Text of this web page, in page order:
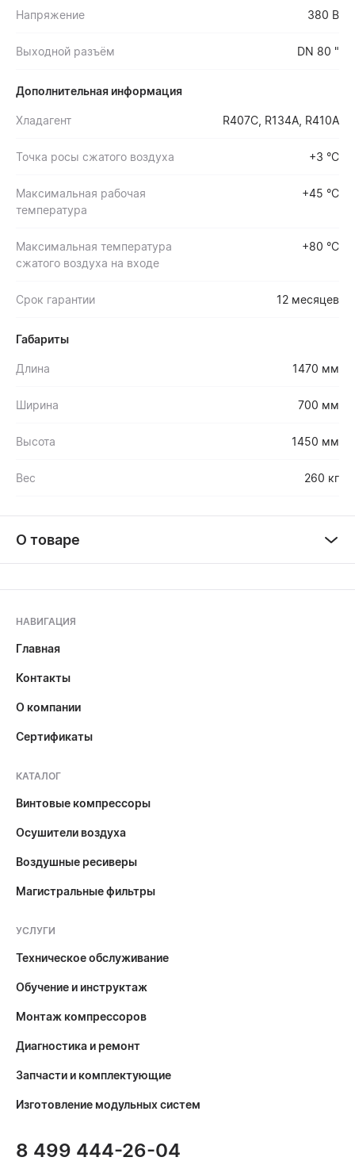
Напряжение 380 В
Выходной разъём DN 80 "
Дополнительная информация
Хладагент R407C, R134A, R410A
Точка росы сжатого воздуха +3 °С
Максимальная рабочая
температура
+45 °С
Максимальная температура
сжатого воздуха на входе
+80 °С
Срок гарантии 12 месяцев
Габариты
Длина 1470 мм
Ширина 700 мм
Высота 1450 мм
Вес 260 кг
О товаре
НАВИГАЦИЯ
Главная
Контакты
О компании
Сертификаты
КАТАЛОГ
Винтовые компрессоры
Осушители воздуха
Воздушные ресиверы
Магистральные фильтры
УСЛУГИ
Техническое обслуживание
Обучение и инструктаж
Монтаж компрессоров
Диагностика и ремонт
Запчасти и комплектующие
Изготовление модульных систем
8 499 444-26-04